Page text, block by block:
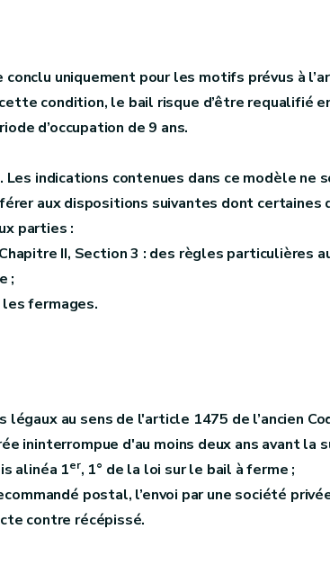
uniquement pour les motifs prévus à
condition, le bail risque d’être requalifié
d’occupation de 9 ans.
indications contenues dans ce modèle ne
aux dispositions suivantes dont certaines
parties :
II, Section 3 : des règles particulières
;
fermages.
au sens de l'article 1475 de l’ancien
ininterrompue d'au moins deux ans avant la
alinéa 1er, 1° de la loi sur le bail à ferme ;
postal, l’envoi par une société
contre récépissé.